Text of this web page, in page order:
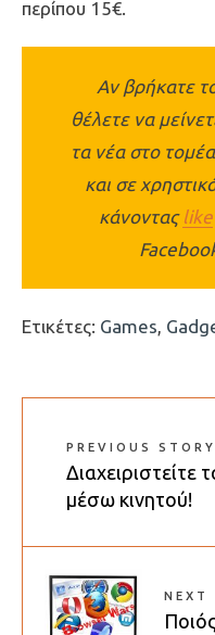
περίπου 15€.
Αν βρήκατε
θέλετε να
τα νέα στο
και σε
κάνοντας like
Ετικέτες: Games,
PREVIOUS STORY
Διαχειριστείτε
μέσω κινητού!
NEXT